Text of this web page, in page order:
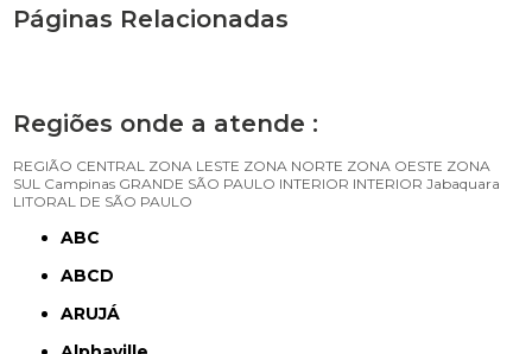
Páginas Relacionadas
Regiões onde a atende :
REGIÃO CENTRAL ZONA LESTE ZONA NORTE ZONA OESTE ZONA
SUL Campinas GRANDE SÃO PAULO INTERIOR INTERIOR Jabaquara
LITORAL DE SÃO PAULO
ABC
ABCD
ARUJÁ